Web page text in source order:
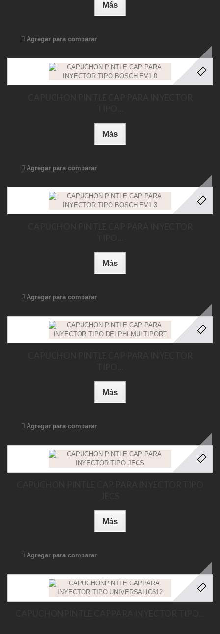
Más
Agregar para comparar
Más
Agregar para comparar
Más
Agregar para comparar
Más
Agregar para comparar
Más
Agregar para comparar